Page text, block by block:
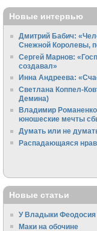
Новые интервью
Дмитрий Бабич:
Снежной Королевы,
Сергей Марнов:
создавал»
Инна Андреева:
Светлана Коппел-
Демина)
Владимир
юношеские мечты
Думать или не
Распадающаяся
Новые статьи
У Владыки Феодосия
Маки на обочине